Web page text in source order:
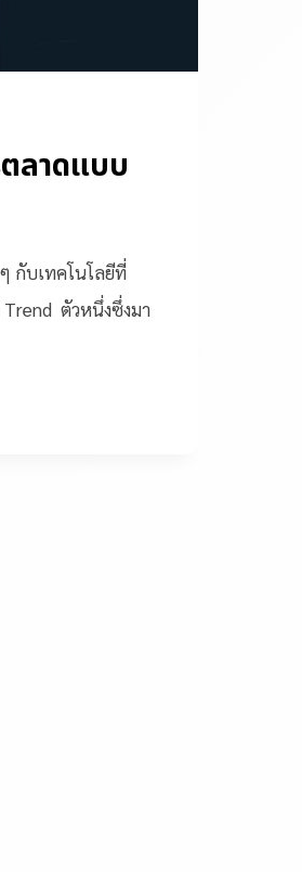
ลาดแบบ
กับเทคโนโลยีที่
Trend ตัวหนึ่งซึ่งมา